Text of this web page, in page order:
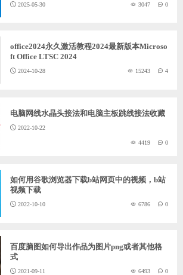
2025-05-30 3047 0
office2024永久激活教程2024最新版本Microso
ft Office LTSC 2024
2024-10-28 15243 4
电脑网线水晶头接法和电脑主板跳线接法收藏
2022-10-22
4419 0
如何用谷歌浏览器下载b站网页中的视频，b站
视频下载
2022-10-10 6786 0
百度脑图如何导出作品为图片png或者其他格
式
2021-09-11 6493 0